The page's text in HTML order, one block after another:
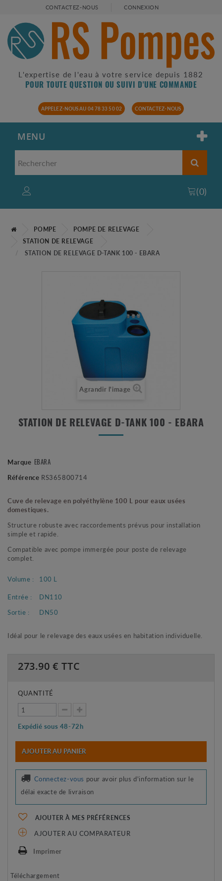
CONTACTEZ-NOUS CONNEXION
L'expertise de l'eau à votre service depuis 1882
POUR TOUTE QUESTION OU SUIVI D'UNE COMMANDE
APPELEZ-NOUS AU 04 78 33 50 02 CONTACTEZ-NOUS
MENU
(0)
POMPE
POMPE DE RELEVAGE
STATION DE RELEVAGE
STATION DE RELEVAGE D-TANK 100 - EBARA
Agrandir l'image
STATION DE RELEVAGE D-TANK 100 - EBARA
Marque EBARA
Référence RS365800714
Cuve de relevage en polyéthylène 100 L pour eaux usées
domestiques.
Structure robuste avec raccordements prévus pour installation
simple et rapide.
Compatible avec pompe immergée pour poste de relevage
complet.
Volume :
100 L
Entrée :
DN110
Sortie :
DN50
Idéal pour le relevage des eaux usées en habitation individuelle.
273.90 € TTC
QUANTITÉ
Expédié sous 48-72h
AJOUTER AU PANIER
Connectez-vous pour avoir plus d'information sur le
délai exacte de livraison
AJOUTER À MES PRÉFÉRENCES
AJOUTER AU COMPARATEUR
Imprimer
Téléchargement